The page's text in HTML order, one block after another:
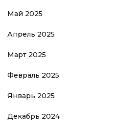
Май 2025
Апрель 2025
Март 2025
Февраль 2025
Январь 2025
Декабрь 2024